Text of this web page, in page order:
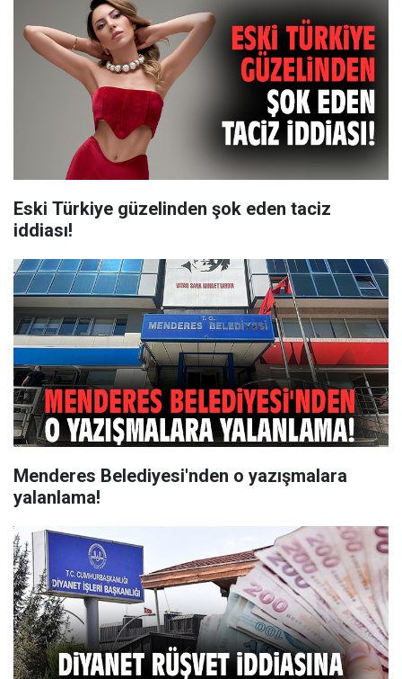
Eski Türkiye güzelinden şok eden taciz
iddiası!
Menderes Belediyesi'nden o yazışmalara
yalanlama!